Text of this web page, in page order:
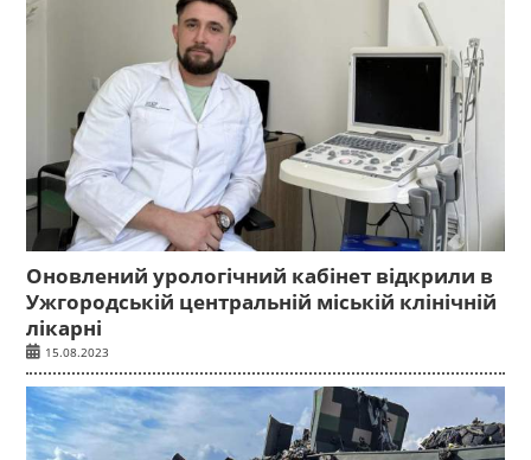
Оновлений урологічний кабінет відкрили в
Ужгородській центральній міській клінічній
лікарні
15.08.2023